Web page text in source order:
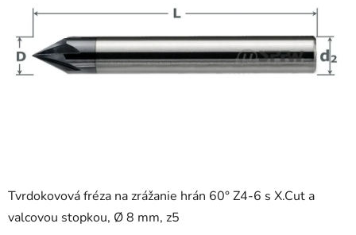
Tvrdokovová fréza na zrážanie hrán 60° Z4-6 s X.Cut a
valcovou stopkou, Ø 8 mm, z5
hviezdičiek.